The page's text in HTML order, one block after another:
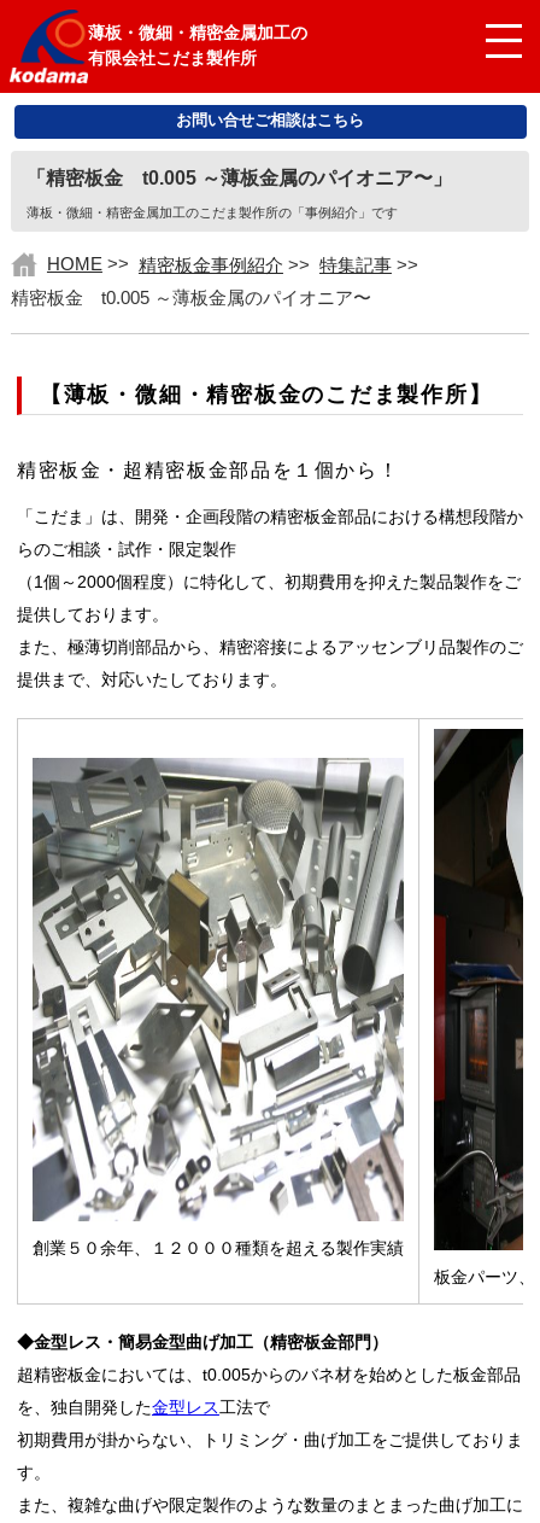
薄板・微細・精密金属加工の
有限会社こだま製作所
お問い合せご相談はこちら
「精密板金 t0.005 ～薄板金属のパイオニア〜」
薄板・微細・精密金属加工のこだま製作所の「事例紹介」です
HOME >> 精密板金事例紹介 >> 特集記事>>
精密板金 t0.005 ～薄板金属のパイオニア〜
【薄板・微細・精密板金のこだま製作所】
精密板金・超精密板金部品を１個から！
「こだま」は、開発・企画段階の精密板金部品における構想段階か
らのご相談・試作・限定製作
（1個～2000個程度）に特化して、初期費用を抑えた製品製作をご
提供しております。
また、極薄切削部品から、精密溶接によるアッセンブリ品製作のご
提供まで、対応いたしております。
創業５０余年、１２０００種類を超える製作実績
板金パーツ
◆金型レス・簡易金型曲げ加工（精密板金部門）
超精密板金においては、t0.005からのバネ材を始めとした板金部品
を、独自開発した金型レス 工法で
初期費用が掛からない、トリミング・曲げ加工をご提供しておりま
す。
また、複雑な曲げや限定製作のような数量のまとまった曲げ加工に